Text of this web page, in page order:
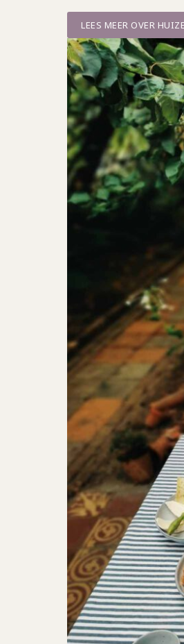
LEES MEER OVER